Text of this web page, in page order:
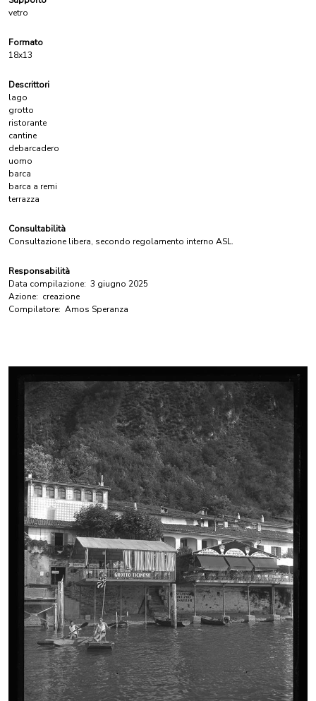
vetro
Formato
18x13
Descrittori
lago
grotto
ristorante
cantine
debarcadero
uomo
barca
barca a remi
terrazza
Consultabilità
Consultazione libera, secondo regolamento interno ASL.
Responsabilità
Data compilazione: 3 giugno 2025
Azione: creazione
Compilatore: Amos Speranza